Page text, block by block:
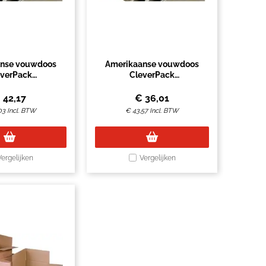
vouwdoos
10 stuks
42,17
Incl. BTW
Amerikaanse vouwdoos
CleverPack
bruin 5 stuks
€ 36,01
€43,57 Incl. BTW
Vergelijken